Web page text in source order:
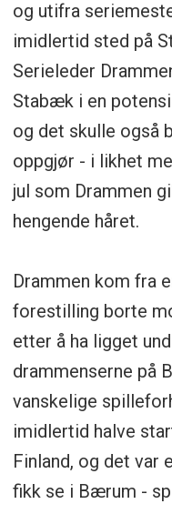
og utifra
imidlertid sted på
Serieleder
Stabæk i en
og det skulle også
oppgjør - i likhet
jul som Drammen
hengende håret.
Drammen kom fra
forestilling borte
etter å ha ligget
drammenserne på
vanskelige
imidlertid halve
Finland, og det var
fikk se i Bærum -